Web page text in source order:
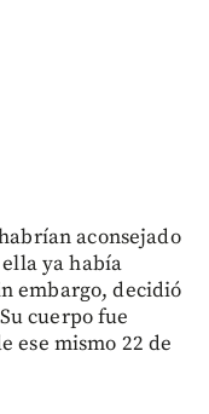
aconsejado
ya había
embargo, decidió
cuerpo fue
ese mismo 22 de